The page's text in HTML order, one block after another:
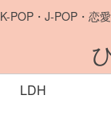
K-POP・J-POP・恋
LDH